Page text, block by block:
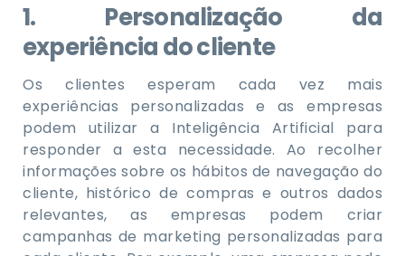
1. Personalização da
experiência do cliente
Os clientes esperam cada vez mais
experiências personalizadas e as empresas
podem utilizar a Inteligência Artificial para
responder a esta necessidade. Ao recolher
informações sobre os hábitos de navegação do
cliente, histórico de compras e outros dados
relevantes, as empresas podem criar
campanhas de marketing personalizadas para